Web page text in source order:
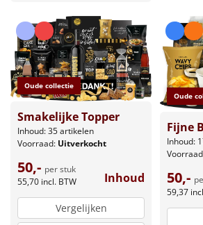
Oude collectie
Smakelijke Topper
Inhoud: 35 artikelen
Voorraad: Uitverkocht
50,- per stuk
55,70 incl. BTW Inhoud
Vergelijken
Oude
Fijne
Inhoud:
50,-
59,37